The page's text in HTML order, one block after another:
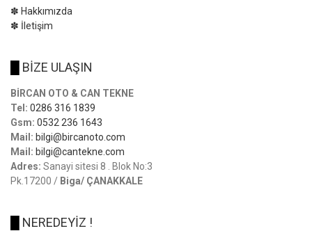
✽ Hakkımızda
✽ İletişim
BİZE ULAŞIN
BİRCAN OTO & CAN TEKNE
Tel: 0286 316 1839
Gsm: 0532 236 1643
Mail: bilgi@bircanoto.com
Mail: bilgi@cantekne.com
Adres: Sanayi sitesi 8 . Blok No:3
Pk.17200 / Biga/ ÇANAKKALE
NEREDEYİZ !